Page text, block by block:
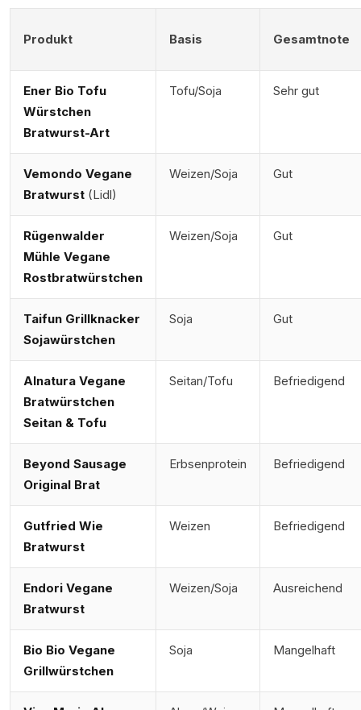
Produkt Basis Gesamtnote
Ener Bio Tofu
Würstchen
Bratwurst-Art
Tofu/Soja Sehr gut
Vemondo Vegane
Bratwurst (Lidl)
Weizen/Soja Gut
Rügenwalder
Mühle Vegane
Rostbratwürstchen
Weizen/Soja Gut
Taifun Grillknacker
Sojawürstchen
Soja Gut
Alnatura Vegane
Bratwürstchen
Seitan & Tofu
Seitan/Tofu Befriedigend
Beyond Sausage
Original Brat
Erbsenprotein Befriedigend
Gutfried Wie
Bratwurst
Weizen Befriedigend
Endori Vegane
Bratwurst
Weizen/Soja Ausreichend
Bio Bio Vegane
Grillwürstchen
Soja Mangelhaft